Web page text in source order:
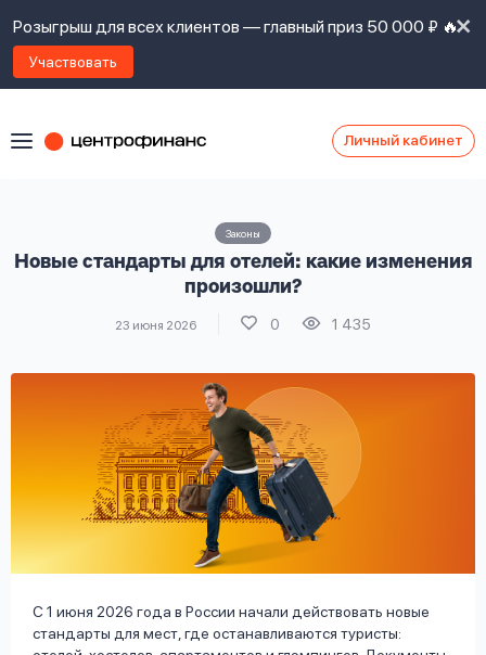
Розыгрыш для всех клиентов — главный приз 50 000 ₽ 🔥
Участвовать
Личный кабинет
Законы
Новые стандарты для отелей: какие изменения
произошли?
23 июня 2026 0 1 435
С 1 июня 2026 года в России начали действовать новые
стандарты для мест, где останавливаются туристы:
Наши
вопрос
с
займов,
сайта,
обработку
личных
данных